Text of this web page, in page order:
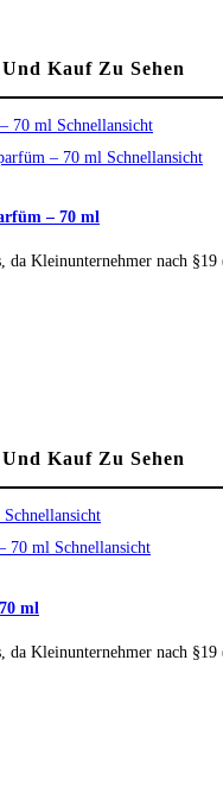
Kauf Zu Sehen
Schnellansicht
Schnellansicht
– 70 ml
da Kleinunternehmer nach
Kauf Zu Sehen
Schnellansicht
Schnellansicht
ml
da Kleinunternehmer nach